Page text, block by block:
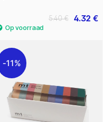
4.32 €
5.40 €
11%